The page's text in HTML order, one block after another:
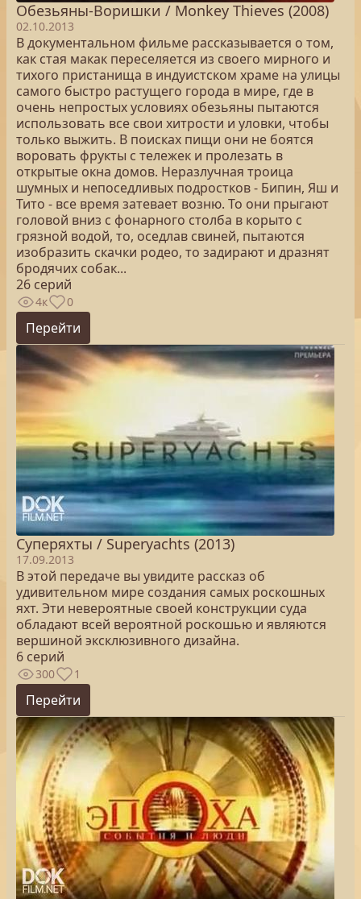
Обезьяны-Воришки / Monkey Thieves (2008)
02.10.2013
В документальном фильме рассказывается о том,
как стая макак переселяется из своего мирного и
тихого пристанища в индуистском храме на улицы
самого быстро растущего города в мире, где в
очень непростых условиях обезьяны пытаются
использовать все свои хитрости и уловки, чтобы
только выжить. В поисках пищи они не боятся
воровать фрукты с тележек и пролезать в
открытые окна домов. Неразлучная троица
шумных и непоседливых подростков - Бипин, Яш и
Тито - все время затевает возню. То они прыгают
головой вниз с фонарного столба в корыто с
грязной водой, то, оседлав свиней, пытаются
изобразить скачки родео, то задирают и дразнят
бродячих собак...
26 серий
4к 0
Перейти
Суперяхты / Superyachts (2013)
17.09.2013
В этой передаче вы увидите рассказ об
удивительном мире создания самых роскошных
яхт. Эти невероятные своей конструкции суда
обладают всей вероятной роскошью и являются
вершиной эксклюзивного дизайна.
6 серий
300 1
Перейти